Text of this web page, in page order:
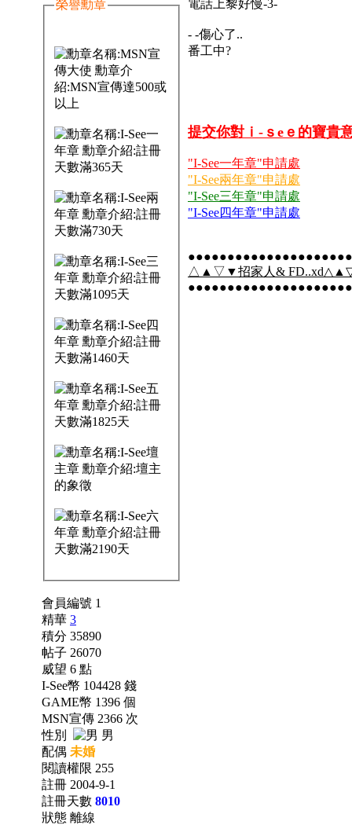
榮譽勳章
會員編號 1
精華 3
積分 35890
帖子 26070
威望 6 點
I-See幣 104428 錢
GAME幣 1396 個
MSN宣傳 2366 次
性別
男
配偶 未婚
閱讀權限 255
註冊 2004-9-1
註冊天數 8010
狀態 離線
電話上黎好慢-3-
- -傷心了..
番工中?
提交你對ｉ-ｓeｅ的寶貴
"I-See一年章"申請處
"I-See兩年章"申請處
"I-See三年章"申請處
"I-See四年章"申請處
△▲▽▼招家人&